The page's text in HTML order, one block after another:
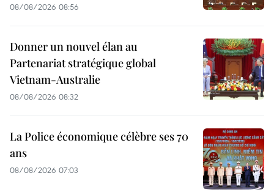
08/08/2026 08:56
Donner un nouvel élan au
Partenariat stratégique global
Vietnam-Australie
08/08/2026 08:32
La Police économique célèbre ses 70
ans
08/08/2026 07:03